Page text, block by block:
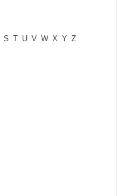
S T U V W X Y Z